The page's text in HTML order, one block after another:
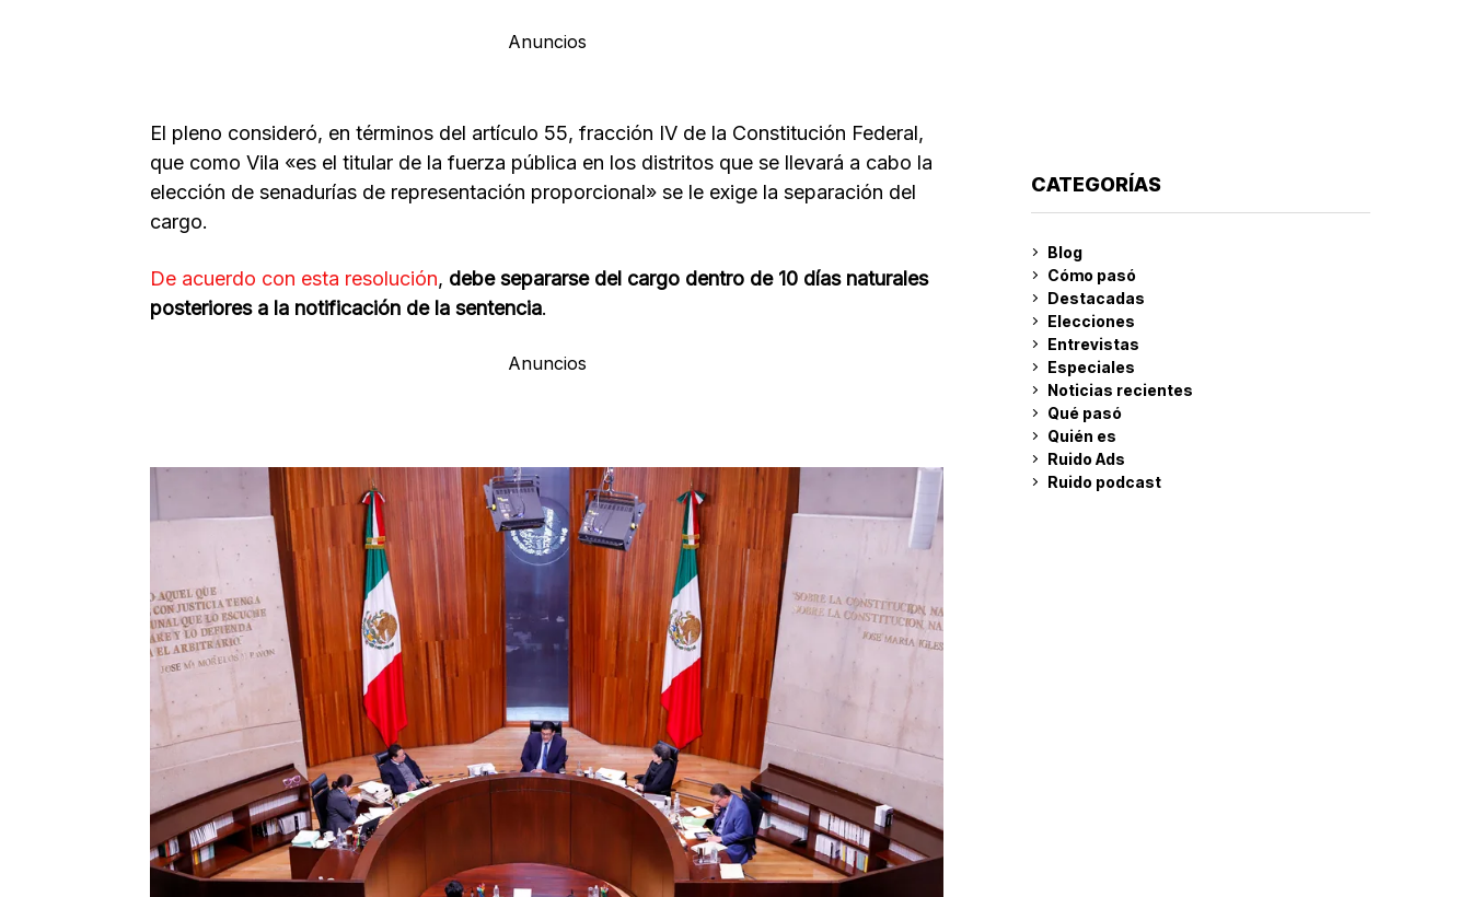
Anuncios
El pleno consideró, en términos del artículo 55, fracción IV de la Constitución Federal,
que como Vila «es el titular de la fuerza pública en los distritos que se llevará a cabo la
elección de senadurías de representación proporcional» se le exige la separación del
cargo.
De acuerdo con esta resolución, debe separarse del cargo dentro de 10 días naturales
posteriores a la notificación de la sentencia.
Anuncios
CATEGORÍAS
Blog
Cómo pasó
Destacadas
Elecciones
Entrevistas
Especiales
Noticias recientes
Qué pasó
Quién es
Ruido Ads
Ruido podcast